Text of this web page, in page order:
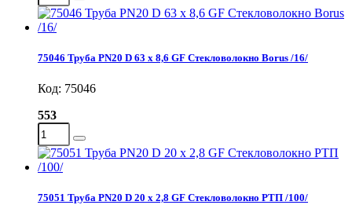
75046 Труба PN20 D 63 x 8,6 GF Стекловолокно Borus /16/
Код: 75046
553
75051 Труба PN20 D 20 x 2,8 GF Стекловолокно РТП /100/